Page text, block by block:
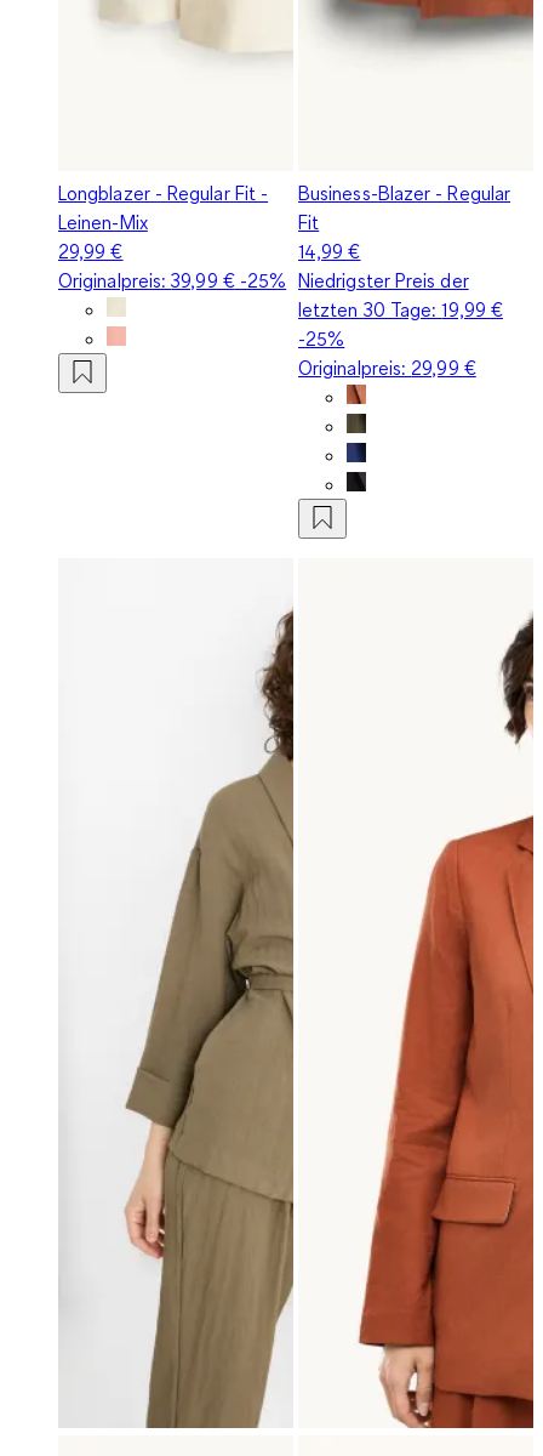
Longblazer - Regular Fit -
Leinen-Mix
29,99 €
Originalpreis:39,99 €-25%
Business-Blazer - Regular
Fit
14,99 €
Niedrigster Preis der
letzten 30 Tage:19,99 €
-25%
Originalpreis: 29,99 €